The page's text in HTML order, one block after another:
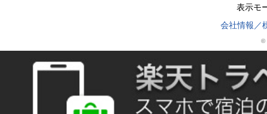
表示モ
会社情報／
©